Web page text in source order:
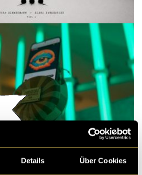
Details Über Cookies